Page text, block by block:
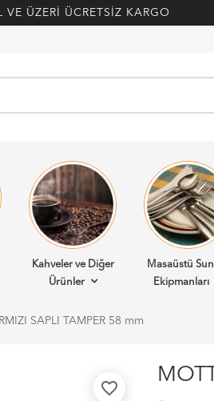
VE ÜZERİ ÜCRETSİZ KARGO
Kahveler ve Diğer
Ürünler
Masaüstü
Ekipmanları
SAPLI TAMPER 58 mm
favorite_border